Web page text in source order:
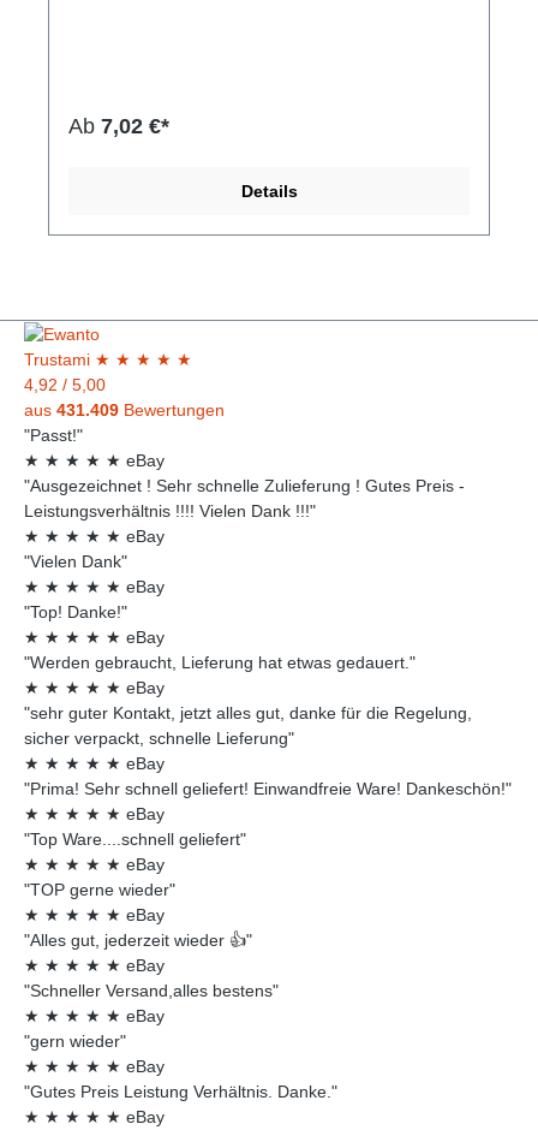
einem längerem Musikgenuss bzw. mehr Bildern
erfreuen.Hersteller-Nr: EAN:
Ab 7,02 €*
Details
Trustami ★ ★ ★ ★ ★
4,92 / 5,00
aus 431.409 Bewertungen
"Passt!"
★ ★ ★ ★ ★ eBay
"Ausgezeichnet ! Sehr schnelle Zulieferung ! Gutes Preis -
Leistungsverhältnis !!!! Vielen Dank !!!"
★ ★ ★ ★ ★ eBay
"Vielen Dank"
★ ★ ★ ★ ★ eBay
"Top! Danke!"
★ ★ ★ ★ ★ eBay
"Werden gebraucht, Lieferung hat etwas gedauert."
★ ★ ★ ★ ★ eBay
"sehr guter Kontakt, jetzt alles gut, danke für die Regelung,
sicher verpackt, schnelle Lieferung"
★ ★ ★ ★ ★ eBay
"Prima! Sehr schnell geliefert! Einwandfreie Ware! Dankeschön!"
★ ★ ★ ★ ★ eBay
"Top Ware....schnell geliefert"
★ ★ ★ ★ ★ eBay
"TOP gerne wieder"
★ ★ ★ ★ ★ eBay
"Alles gut, jederzeit wieder 👍"
★ ★ ★ ★ ★ eBay
"Schneller Versand,alles bestens"
★ ★ ★ ★ ★ eBay
"gern wieder"
★ ★ ★ ★ ★ eBay
"Gutes Preis Leistung Verhältnis. Danke."
★ ★ ★ ★ ★ eBay